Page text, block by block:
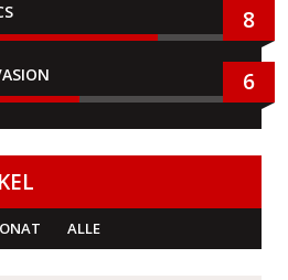
8
6
ALLE